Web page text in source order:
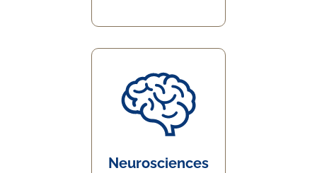
Neurosciences